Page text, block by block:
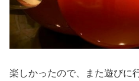
楽しかったので、また遊びに